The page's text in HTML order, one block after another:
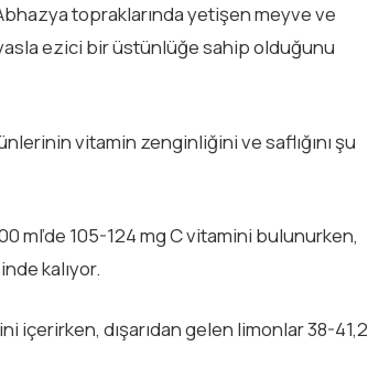
topraklarında yetişen meyve ve
ezici bir üstünlüğe sahip olduğunu
vitamin zenginliğini ve saflığını şu
ml’de 105-124 mg C vitamini bulunurken,
kalıyor.
içerirken, dışarıdan gelen limonlar 38-41,2